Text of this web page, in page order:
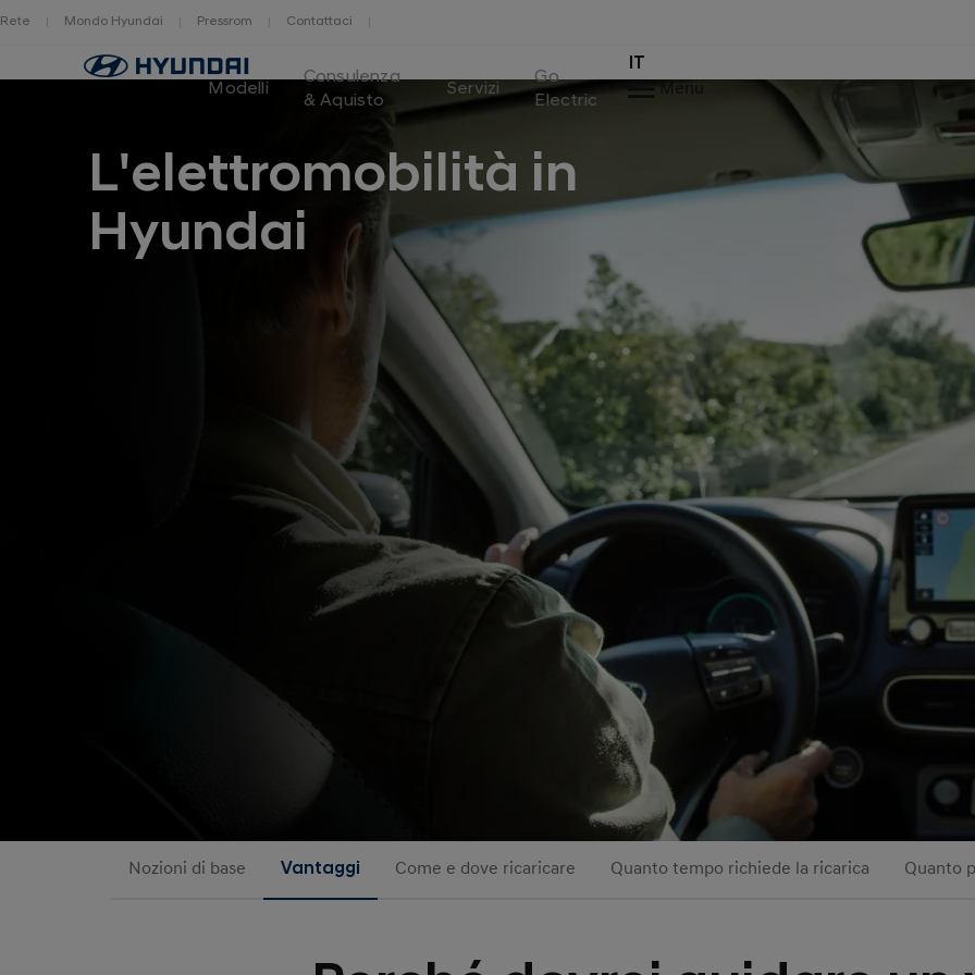
Rete Mondo Hyundai Pressrom Contattaci
Logo
Hyundai
Switzerland
Modelli
Consulenza
& Aquisto
Servizi
Go
Electric
IT
Menu
L'elettromobilità in
Hyundai
Nozioni di base Vantaggi Come e dove ricaricare Quanto tempo richiede la ricarica Quanto